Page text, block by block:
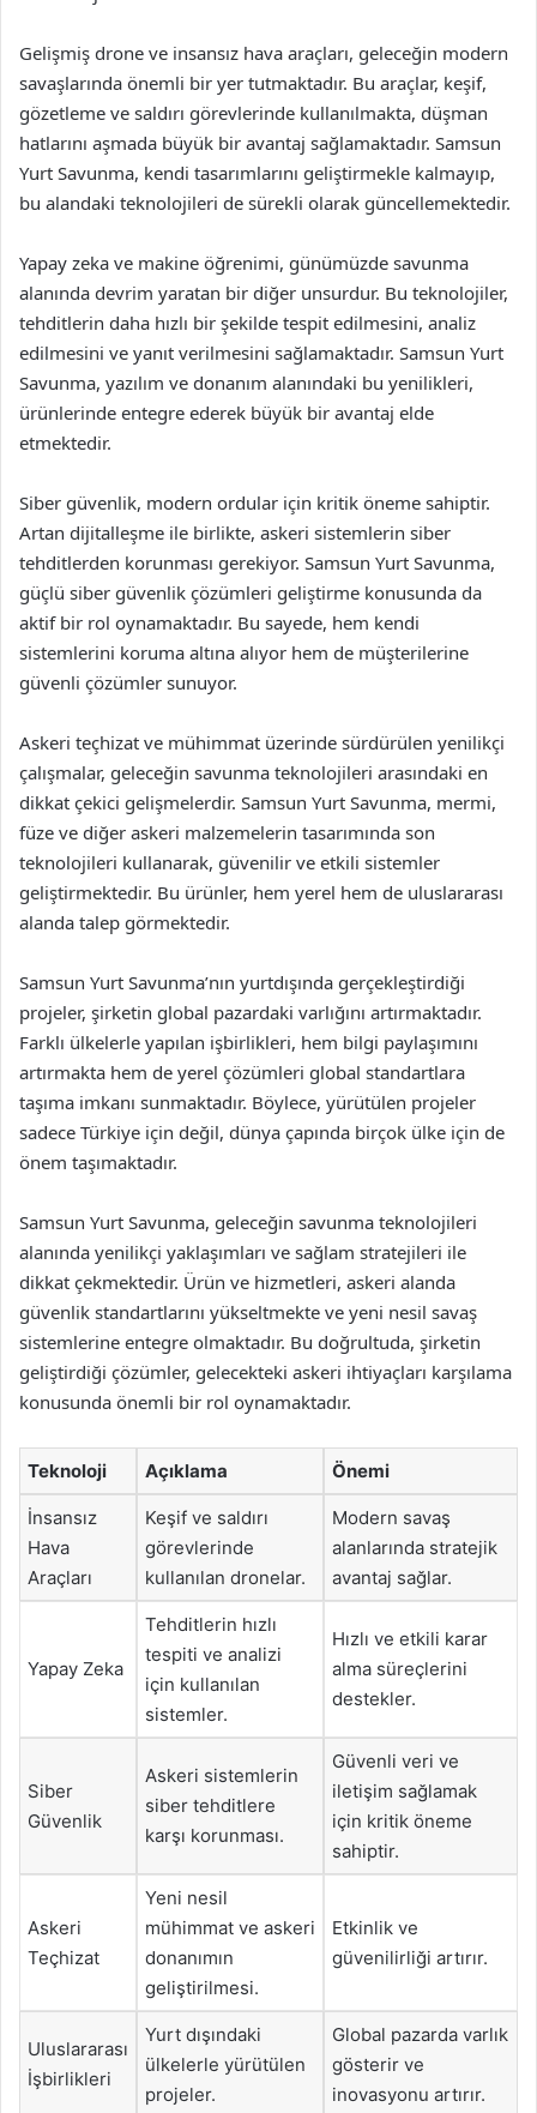
Gelişmiş drone ve insansız hava araçları, geleceğin modern
savaşlarında önemli bir yer tutmaktadır. Bu araçlar, keşif,
gözetleme ve saldırı görevlerinde kullanılmakta, düşman
hatlarını aşmada büyük bir avantaj sağlamaktadır. Samsun
Yurt Savunma, kendi tasarımlarını geliştirmekle kalmayıp,
bu alandaki teknolojileri de sürekli olarak güncellemektedir.
Yapay zeka ve makine öğrenimi, günümüzde savunma
alanında devrim yaratan bir diğer unsurdur. Bu teknolojiler,
tehditlerin daha hızlı bir şekilde tespit edilmesini, analiz
edilmesini ve yanıt verilmesini sağlamaktadır. Samsun Yurt
Savunma, yazılım ve donanım alanındaki bu yenilikleri,
ürünlerinde entegre ederek büyük bir avantaj elde
etmektedir.
Siber güvenlik, modern ordular için kritik öneme sahiptir.
Artan dijitalleşme ile birlikte, askeri sistemlerin siber
tehditlerden korunması gerekiyor. Samsun Yurt Savunma,
güçlü siber güvenlik çözümleri geliştirme konusunda da
aktif bir rol oynamaktadır. Bu sayede, hem kendi
sistemlerini koruma altına alıyor hem de müşterilerine
güvenli çözümler sunuyor.
Askeri teçhizat ve mühimmat üzerinde sürdürülen yenilikçi
çalışmalar, geleceğin savunma teknolojileri arasındaki en
dikkat çekici gelişmelerdir. Samsun Yurt Savunma, mermi,
füze ve diğer askeri malzemelerin tasarımında son
teknolojileri kullanarak, güvenilir ve etkili sistemler
geliştirmektedir. Bu ürünler, hem yerel hem de uluslararası
alanda talep görmektedir.
Samsun Yurt Savunma’nın yurtdışında gerçekleştirdiği
projeler, şirketin global pazardaki varlığını artırmaktadır.
Farklı ülkelerle yapılan işbirlikleri, hem bilgi paylaşımını
artırmakta hem de yerel çözümleri global standartlara
taşıma imkanı sunmaktadır. Böylece, yürütülen projeler
sadece Türkiye için değil, dünya çapında birçok ülke için de
önem taşımaktadır.
Samsun Yurt Savunma, geleceğin savunma teknolojileri
alanında yenilikçi yaklaşımları ve sağlam stratejileri ile
dikkat çekmektedir. Ürün ve hizmetleri, askeri alanda
güvenlik standartlarını yükseltmekte ve yeni nesil savaş
sistemlerine entegre olmaktadır. Bu doğrultuda, şirketin
geliştirdiği çözümler, gelecekteki askeri ihtiyaçları karşılama
konusunda önemli bir rol oynamaktadır.
Teknoloji Açıklama Önemi
İnsansız
Hava
Araçları
Keşif ve saldırı
görevlerinde
kullanılan dronelar.
Modern savaş
alanlarında stratejik
avantaj sağlar.
Yapay Zeka
Tehditlerin hızlı
tespiti ve analizi
için kullanılan
sistemler.
Hızlı ve etkili karar
alma süreçlerini
destekler.
Siber
Güvenlik
Askeri sistemlerin
siber tehditlere
karşı korunması.
Güvenli veri ve
iletişim sağlamak
için kritik öneme
sahiptir.
Askeri
Teçhizat
Yeni nesil
mühimmat ve askeri
donanımın
geliştirilmesi.
Etkinlik ve
güvenilirliği artırır.
Uluslararası
İşbirlikleri
Yurt dışındaki
ülkelerle yürütülen
projeler.
Global pazarda varlık
gösterir ve
inovasyonu artırır.